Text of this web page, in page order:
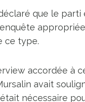
que le parti
ce type.
accordée à
avait
nécessaire